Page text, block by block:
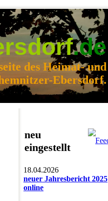
.de
des Heimat- und
Ebersdorf.
neu
eingestellt
18.04.2026
neuer Jahresbericht 2025
online